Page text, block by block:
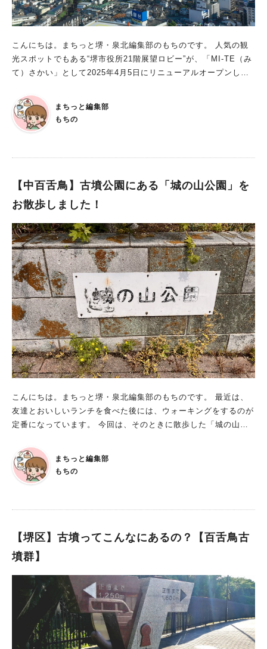
声が響いていることもありますよ。 舗装されたスペースや、軽
い運動ができる健康遊具もあり、思い思いの過ごし方ができるス
ぜひ訪れてみてください。
こんにちは。まちっと堺・泉北編集部のもちのです。 人気の観
光スポットでもある“堺市役所21階展望ロビー”が、「MI-TE（み
て）さかい」として2025年4月5日にリニューアルオープンしま
て、詳しい情報をお届けします。 堺市役所 21階展望ロビーにつ
いて ■場所 MI-TEさかい（堺市役所 21 階展望ロビー） アクセ
ス：南海高野線｢堺東｣駅下車 南へ約 300 メートル ■施設につい
せ、堺の魅力を再発見できる場所となっています。 ■南東側 仁
なバナーや航空写真も展示しています。 ■南西側 展望ロビーか
ら市内の観光名所へのアクセスが一目でわかる立体模型や、堺の
誇る伝統産業を魅力的に描いた壁面イラストなどを通して、堺の
観光情報を分かりやすく伝えます。 MI-TEさかいにぜひお越し
ください！ 堺市役所の担当者の方に、展望ロビーがリニューア
ルすることについてお伺いしました。 「仁徳天皇陵古墳の眺望
はもちろんのこと、仁徳天皇陵古墳の雄大さをイラストで示した
展示や市内観光スポットへのアクセスが分かる立体模型を新たに
設置し、より堺の魅力を感じられる場所になりましたので、ぜひ
お越しください。」 この機会に、ゴールデンウイーク（GW）や
長期休みに訪れてみてはいかがでしょうか？
まちっと編集部
もちの
【中百舌鳥】古墳公園にある「城の山公園」を
お散歩しました！
こんにちは。まちっと堺・泉北編集部のもちのです。 最近は、
友達とおいしいランチを食べた後には、ウォーキングをするのが
定番になっています。 今回は、そのときに散歩した「城の山公
から北へおよそ500メートルには、かつて「定の山古墳」があり
ました。 今は「城の山公園」という名前で親しまれています。
公園は奥行があり、進んでいくと小高い丘のようなものが！ パ
なお花も咲いていて、歩いていてとても気持ちよかったです。
す。 古墳を間近に感じたい方、のんびりお散歩したい方は、ぜ
ひ訪れてみてくださいね。
まちっと編集部
もちの
【堺区】古墳ってこんなにあるの？【百舌鳥古
墳群】